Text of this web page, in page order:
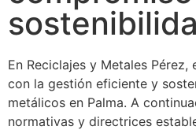
En Reciclajes y Metales
con la gestión eficiente y
metálicos en Palma. A
normativas y directrices